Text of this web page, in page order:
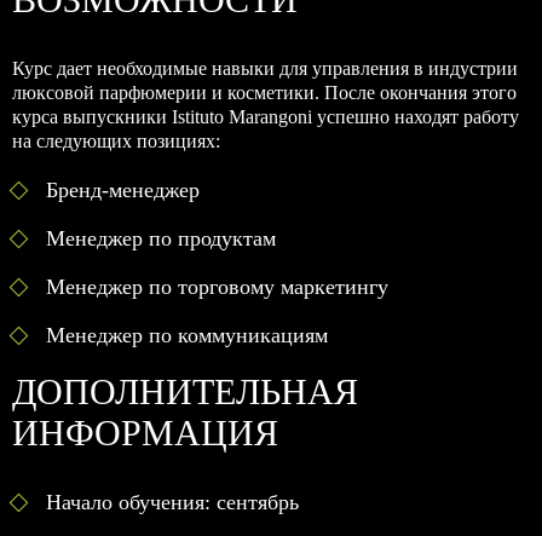
Курс дает необходимые навыки для управления в индустрии
люксовой парфюмерии и косметики. После окончания этого
курса выпускники Istituto Marangoni успешно находят работу
на следующих позициях:
Бренд-менеджер
Менеджер по продуктам
Менеджер по торговому маркетингу
Менеджер по коммуникациям
ДОПОЛНИТЕЛЬНАЯ
ИНФОРМАЦИЯ
Начало обучения: сентябрь